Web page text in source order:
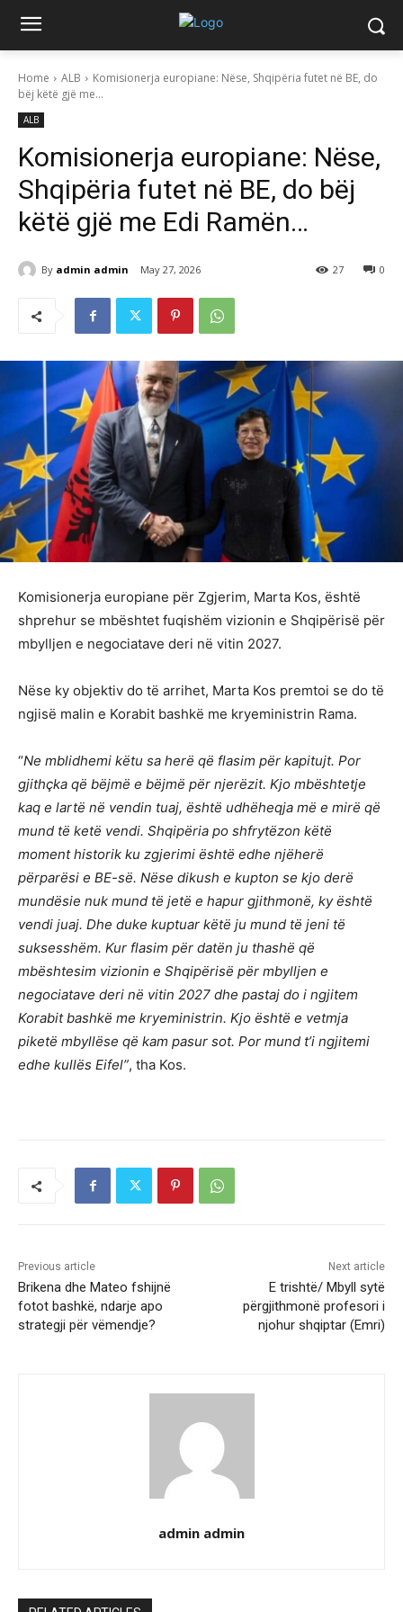
Home ALB
Komisionerja europiane: Nëse, Shqipëria futet në BE, do
bëj këtë gjë me...
ALB
Komisionerja europiane: Nëse,
Shqipëria futet në BE, do bëj
këtë gjë me Edi Ramën…
By admin admin May 27, 2026 0
27
Komisionerja europiane për Zgjerim, Marta Kos, është
shprehur se mbështet fuqishëm vizionin e Shqipërisë për
mbylljen e negociatave deri në vitin 2027.
Nëse ky objektiv do të arrihet, Marta Kos premtoi se do të
ngjisë malin e Korabit bashkë me kryeministrin Rama.
“Ne mblidhemi këtu sa herë që flasim për kapitujt. Por
gjithçka që bëjmë e bëjmë për njerëzit. Kjo mbështetje
kaq e lartë në vendin tuaj, është udhëheqja më e mirë që
mund të ketë vendi. Shqipëria po shfrytëzon këtë
moment historik ku zgjerimi është edhe njëherë
përparësi e BE-së. Nëse dikush e kupton se kjo derë
mundësie nuk mund të jetë e hapur gjithmonë, ky është
vendi juaj. Dhe duke kuptuar këtë ju mund të jeni të
suksesshëm. Kur flasim për datën ju thashë që
mbështesim vizionin e Shqipërisë për mbylljen e
negociatave deri në vitin 2027 dhe pastaj do i ngjitem
Korabit bashkë me kryeministrin. Kjo është e vetmja
piketë mbyllëse që kam pasur sot. Por mund t’i ngjitemi
edhe kullës Eifel”, tha Kos.
Previous article
Brikena dhe Mateo fshijnë
fotot bashkë, ndarje apo
strategji për vëmendje?
Next article
E trishtë/ Mbyll sytë
përgjithmonë profesori i
njohur shqiptar (Emri)
admin admin